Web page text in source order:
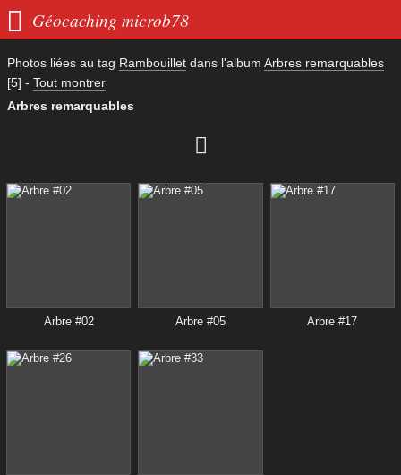
 Géocaching microb78
Photos liées au tag Rambouillet dans l'album Arbres remarquables
[5] - Tout montrer
Arbres remarquables

Arbre #02 Arbre #05 Arbre #17